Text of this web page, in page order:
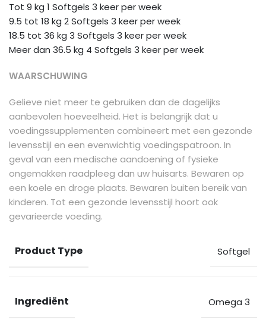
Tot 9 kg 1 Softgels 3 keer per week
9.5 tot 18 kg 2 Softgels 3 keer per week
18.5 tot 36 kg 3 Softgels 3 keer per week
Meer dan 36.5 kg 4 Softgels 3 keer per week
WAARSCHUWING
Gelieve niet meer te gebruiken dan de dagelijks
aanbevolen hoeveelheid. Het is belangrijk dat u
voedingssupplementen combineert met een gezonde
levensstijl en een evenwichtig voedingspatroon. In
geval van een medische aandoening of fysieke
ongemakken raadpleeg dan uw huisarts. Bewaren op
een koele en droge plaats. Bewaren buiten bereik van
kinderen. Tot een gezonde levensstijl hoort ook
gevarieerde voeding.
Product Type Softgel
Ingrediënt Omega 3